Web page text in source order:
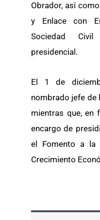
Obrador, así
y Enlace con
Sociedad
presidencial.
El 1 de
nombrado jefe de
mientras que, en
encargo de
el Fomento a la
Crecimiento